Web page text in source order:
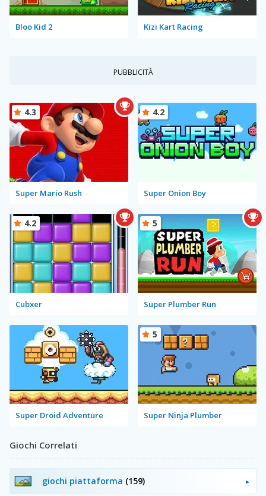
Bloo Kid 2 Kizi Kart Racing
PUBBLICITÀ
Super Mario Rush
4.3
Super Onion Boy
4.2
Cubxer
4.2
Super Plumber Run
5
Super Droid Adventure Super Ninja Plumber
5
Giochi Correlati
giochi piattaforma (159)